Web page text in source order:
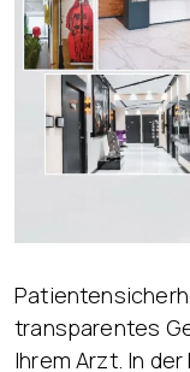
transparentes
Ihrem Arzt. In